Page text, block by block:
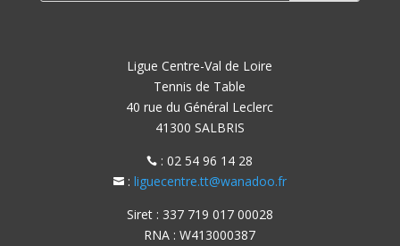
Ligue Centre-Val de Loire
Tennis de Table
40 rue du Général Leclerc
41300 SALBRIS
 : 02 54 96 14 28
: liguecentre.tt@wanadoo.fr
Siret : 337 719 017 00028
RNA : W413000387